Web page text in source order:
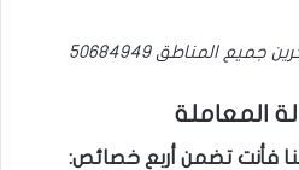
المناطق 50684949
المعاملة
فأنت تضمن أربع خصائص: